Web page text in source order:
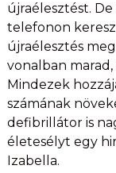
újraélesztést.
telefonon
újraélesztés
vonalban
Mindezek
számának
defibrillátor is
életesélyt egy
Izabella.